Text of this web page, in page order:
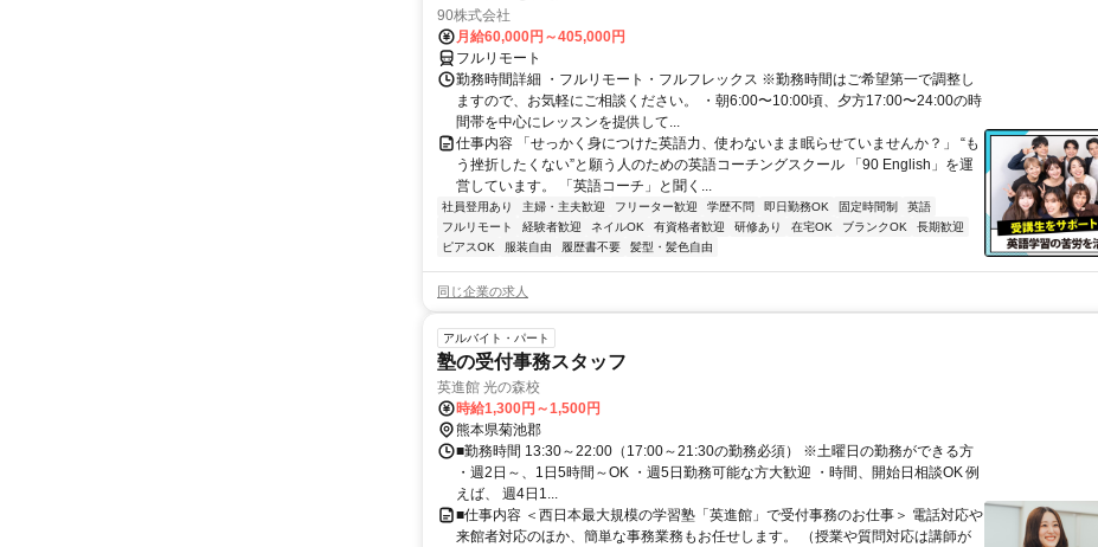
90株式会社
月給60,000円～405,000円
フルリモート
勤務時間詳細 ・フルリモート・フルフレックス ※勤務時間はご希望第一で調整し
ますので、お気軽にご相談ください。 ・朝6:00〜10:00頃、夕方17:00〜24:00の時
間帯を中心にレッスンを提供して...
仕事内容 「せっかく身につけた英語力、使わないまま眠らせていませんか？」 “も
う挫折したくない”と願う人のための英語コーチングスクール 「90 English」を運
営しています。 「英語コーチ」と聞く...
社員登用あり 主婦・主夫歓迎 フリーター歓迎 学歴不問 即日勤務OK 固定時間制
英語
フルリモート
経験者歓迎 ネイルOK 有資格者歓迎 研修あり 在宅OK ブランクOK
長期歓迎
ピアスOK
服装自由 履歴書不要 髪型・髪色自由
同じ企業の求人
アルバイト・パート
塾の受付事務スタッフ
英進館 光の森校
時給1,300円～1,500円
熊本県菊池郡
■勤務時間 13:30～22:00（17:00～21:30の勤務必須） ※土曜日の勤務ができる方
・週2日～、1日5時間～OK ・週5日勤務可能な方大歓迎 ・時間、開始日相談OK 例
えば、 週4日1...
■仕事内容 ＜西日本最大規模の学習塾「英進館」で受付事務のお仕事＞ 電話対応や
来館者対応のほか、簡単な事務業務もお任せします。 （授業や質問対応は講師が